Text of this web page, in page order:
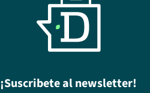
¡Suscribete al newsletter!